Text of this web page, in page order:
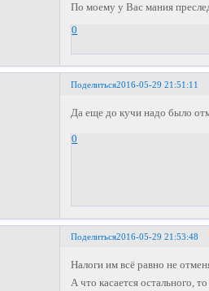
По моему у Вас мания
0
Поделиться2016-05-29 21:51:11
Да еще до кучи надо было
0
Поделиться2016-05-29 21:53:48
Налоги им всё равно не
А что касается остального,